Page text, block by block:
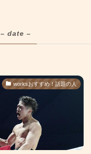
– date –
worksおすすめ！話題の人